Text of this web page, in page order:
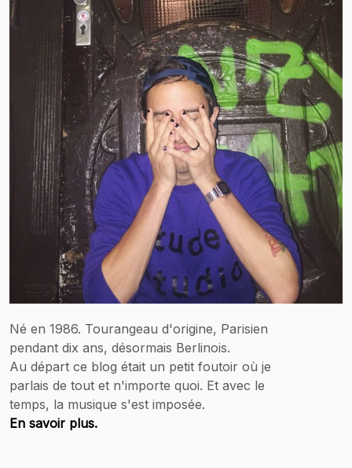
Né en 1986. Tourangeau d'origine, Parisien
pendant dix ans, désormais Berlinois.
Au départ ce blog était un petit foutoir où je
parlais de tout et n'importe quoi. Et avec le
temps, la musique s'est imposée.
En savoir plus.